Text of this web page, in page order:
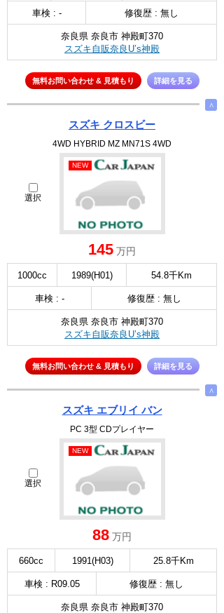
車検 : - 修復歴 : 無し
奈良県 奈良市 神殿町370
スズキ自販奈良U’s神殿
無料お問い合わせ & 見積もり 詳細を見る
∧
スズキ クロスビー
4WD HYBRID MZ MN71S 4WD
選択
NEW
145 万円
1000cc 1989(H01) 54.8千Km
車検 : - 修復歴 : 無し
奈良県 奈良市 神殿町370
スズキ自販奈良U’s神殿
無料お問い合わせ & 見積もり 詳細を見る
∧
スズキ エブリイ バン
PC 3型 CDプレイヤー
選択
NEW
88 万円
660cc 1991(H03) 25.8千Km
車検 : R09.05 修復歴 : 無し
奈良県 奈良市 神殿町370